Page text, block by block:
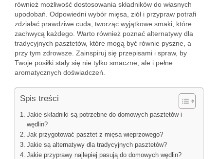
również możliwość dostosowania składników do własnych
upodobań. Odpowiedni wybór mięsa, ziół i przypraw potrafi
zdziałać prawdziwe cuda, tworząc wyjątkowe smaki, które
zachwycą każdego. Warto również poznać alternatywy dla
tradycyjnych pasztetów, które mogą być równie pyszne, a
przy tym zdrowsze. Zainspiruj się przepisami i spraw, by
Twoje posiłki stały się nie tylko smaczne, ale i pełne
aromatycznych doświadczeń.
Spis treści
Jakie składniki są potrzebne do domowych pasztetów i
wędlin?
Jak przygotować pasztet z mięsa wieprzowego?
Jakie są alternatywy dla tradycyjnych pasztetów?
Jakie przyprawy najlepiej pasują do domowych wędlin?